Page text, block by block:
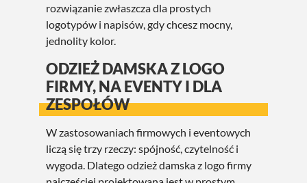
rozwiązanie zwłaszcza dla prostych
logotypów i napisów, gdy chcesz mocny,
jednolity kolor.
ODZIEŻ DAMSKA Z LOGO
FIRMY, NA EVENTY I DLA
ZESPOŁÓW
W zastosowaniach firmowych i eventowych
liczą się trzy rzeczy: spójność, czytelność i
wygoda. Dlatego odzież damska z logo firmy